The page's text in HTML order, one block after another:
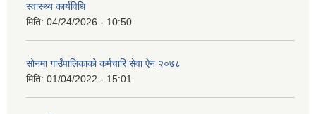
स्वास्थ्य कार्यविधि
मिति: 04/24/2026 - 10:50
सोनमा गाउँपालिकाको कर्मचारि सेवा ऐन २०७८
मिति: 01/04/2022 - 15:01